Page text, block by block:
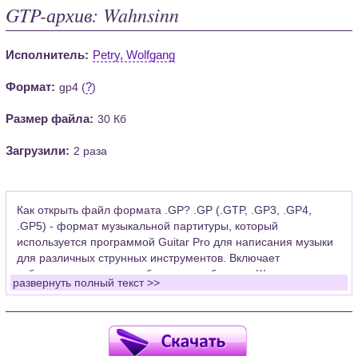
GTP-архив: Wahnsinn
Исполнитель: Petry, Wolfgang
Формат: gp4 (?)
Размер файла: 30 Кб
Загрузили: 2 раза
Как открыть файл формата .GP? .GP (.GTP, .GP3, .GP4,
.GP5) - формат музыкальной партитуры, который
используется программой Guitar Pro для написания музыки
для различных струнных инструментов. Включает
табулатуры для гитары, бас-гитары, банджо. Широко
применяется для создания партитур, которые затем
Для открытия нот этого формата Вам необходимо
установить у себя на рабочем компьютере программу Guitar
развернуть полный текст >>